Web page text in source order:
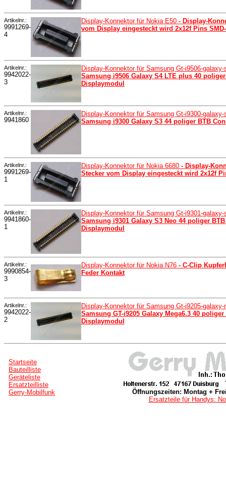
Artikelnr.:
9991269-
4
Display-Konnektor für Nokia E50 - Display-
vom Display eingesteckt wird 2x12f Pins
Artikelnr.:
9942022-
3
Display-Konnektor für Samsung Gt-i9506-
Samsung i9506 Galaxy S4 LTE plus 40
Displaymodul
Artikelnr.:
9941860
Display-Konnektor für Samsung Gt-i9300-
Samsung i9300 Galaxy S3 44 poliger BTB
Artikelnr.:
9991269-
1
Display-Konnektor für Nokia 6680 - Display-
Stecker vom Display eingesteckt wird 2x12f
Artikelnr.:
9941860-
1
Display-Konnektor für Samsung Gt-i9301-
Samsung i9301 Galaxy S3 Neo 44 poliger
Displaymodul
Artikelnr.:
9990854-
3
Display-Konnektor für Nokia N76 - C-Clip
Feder Kontakt
Artikelnr.:
9942022-
2
Display-Konnektor für Samsung Gt-i9205-
Samsung GT-i9205 Galaxy Mega6.3 40
Displaymodul
Startseite
Bauteilliste
Geräteliste
Ersatzteilliste
Gerry-Mobilfunk
Öffnungszeiten: Montag +
Ersatzteile für Handys: